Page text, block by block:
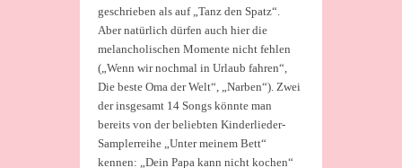
geschrieben als auf „Tanz den Spatz“.
Aber natürlich dürfen auch hier die
melancholischen Momente nicht fehlen
(„Wenn wir nochmal in Urlaub fahren“,
Die beste Oma der Welt“, „Narben“). Zwei
der insgesamt 14 Songs könnte man
bereits von der beliebten Kinderlieder-
Samplerreihe „Unter meinem Bett“
kennen: „Dein Papa kann nicht kochen“